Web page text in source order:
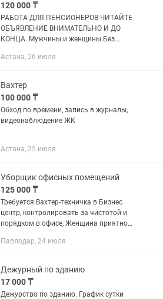
120 000 ₸
РАБОТА ДЛЯ ПЕНСИОНЕРОВ ЧИТАЙТЕ
ОБЪЯВЛЕНИЕ ВНИМАТЕЛЬНО И ДО
КОНЦА. Мужчины и женщины Без
СУТКИ ЧЕРЕЗ ДВОЕ Требуется
домах Все жилые...
Астана, 26 июля
Вахтер
100 000 ₸
Обход по времени, запись в журналы,
видеонаблюдение ЖК
Астана, 25 июля
Уборщик офисных помещений
125 000 ₸
Требуется Вахтер-техничка в Бизнес
центр, контролировать за чистотой и
порядком в офисе, Женщина приятной
порядочная, трудолюбивая, без
Павлодар, 24 июля
Дежурный по зданию
17 000 ₸
Дежурство по зданию. График сутки